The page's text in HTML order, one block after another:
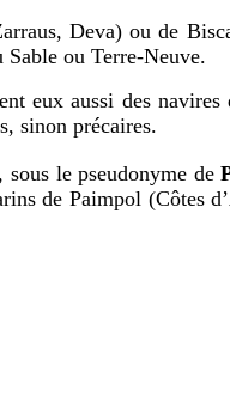
Deva) ou de
ou Terre-Neuve.
eux aussi des
sinon précaires.
le pseudonyme de
de Paimpol